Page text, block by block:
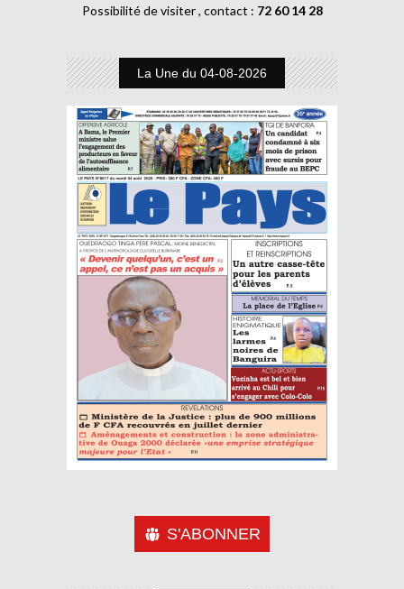
Possibilité de visiter , contact : 72 60 14 28
La Une du 04-08-2026
S'ABONNER